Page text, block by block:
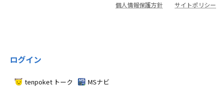
個人情報保護方針 サイトポリシー
ログイン
tenpoket トーク MSナビ